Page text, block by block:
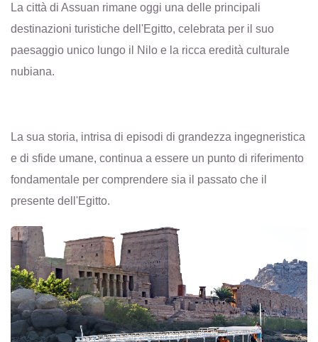
La città di Assuan rimane oggi una delle principali
destinazioni turistiche dell'Egitto, celebrata per il suo
paesaggio unico lungo il Nilo e la ricca eredità culturale
nubiana.
La sua storia, intrisa di episodi di grandezza ingegneristica
e di sfide umane, continua a essere un punto di riferimento
fondamentale per comprendere sia il passato che il
presente dell'Egitto.